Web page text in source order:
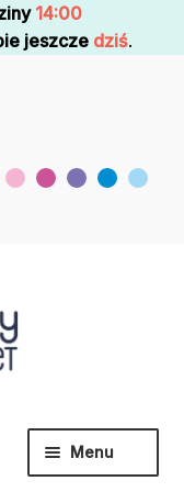
14:00
jeszcze dziś.
Menu